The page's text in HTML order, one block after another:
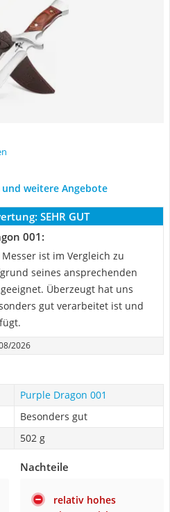
weitere Angebote
SEHR GUT
001:
ist im Vergleich zu
seines ansprechenden
Überzeugt hat uns
gut verarbeitet ist und
2026
Purple Dragon 001
Besonders gut
502 g
Nachteile
relativ hohes